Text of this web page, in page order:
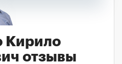
Кирило
отзывы